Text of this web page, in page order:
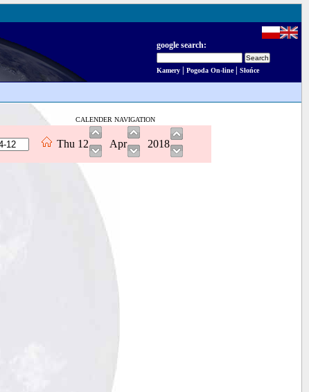
google search:
Kamery Pogoda On-line| Słońce
CALENDER NAVIGATION
Thu 12 Apr 2018